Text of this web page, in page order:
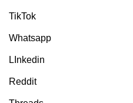
TikTok
Whatsapp
LInkedin
Reddit